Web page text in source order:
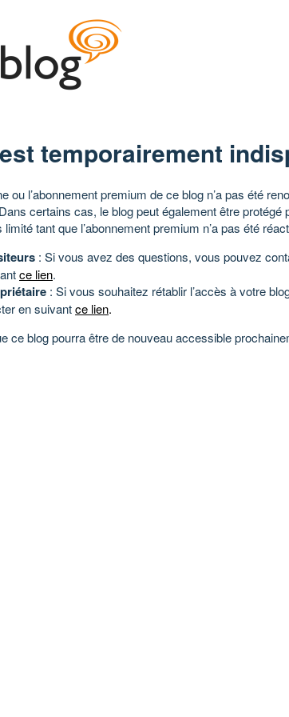
temporairement
ou l’abonnement premium de ce blog n’a pas été
certains cas, le blog peut également être protégé
tant que l’abonnement premium n’a pas été
: Si vous avez des questions, vous pouvez
ce lien.
: Si vous souhaitez rétablir l’accès à votre
en suivantce lien.
ce blog pourra être de nouveau accessible